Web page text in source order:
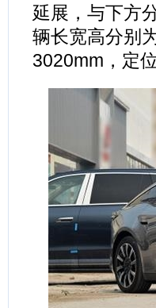
延展，与下方
辆长宽高分别
3020mm，定